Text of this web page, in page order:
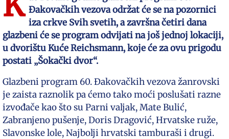
Đakovačkih vezova održat će se na pozornici
iza crkve Svih svetih, a završna četiri dana
glazbeni će se program odvijati na još jednoj lokaciji,
u dvorištu Kuće Reichsmann, koje će za ovu prigodu
postati „Šokački dvor“.
Glazbeni program 60. Đakovačkih vezova žanrovski
je zaista raznolik pa ćemo tako moći poslušati razne
izvođače kao što su Parni valjak, Mate Bulić,
Zabranjeno pušenje, Doris Dragović, Hrvatske ruže,
Slavonske lole, Najbolji hrvatski tamburaši i drugi.